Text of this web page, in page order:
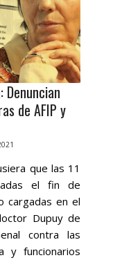
de AFIP y
que las 11
el fin de
cargadas en el
Dupuy de
contra las
y funcionarios